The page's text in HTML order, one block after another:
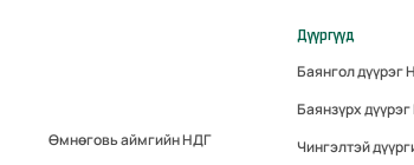
Өмнөговь аймгийн НДГ
Дүүргүүд
Баянгол дүүрэг
Баянзүрх
Чингэлтэй